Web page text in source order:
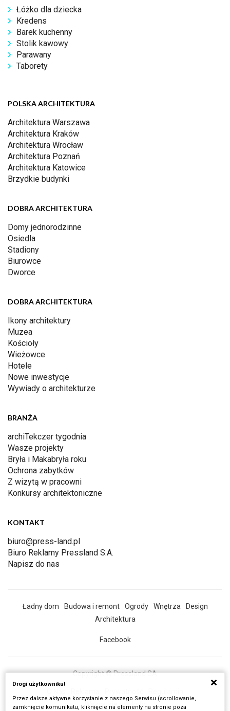
Łóżko dla dziecka
Kredens
Barek kuchenny
Stolik kawowy
Parawany
Taborety
POLSKA ARCHITEKTURA
Architektura Warszawa
Architektura Kraków
Architektura Wrocław
Architektura Poznań
Architektura Katowice
Brzydkie budynki
DOBRA ARCHITEKTURA
Domy jednorodzinne
Osiedla
Stadiony
Biurowce
Dworce
DOBRA ARCHITEKTURA
Ikony architektury
Muzea
Kościoły
Wieżowce
Hotele
Nowe inwestycje
Wywiady o architekturze
BRANŻA
archiTekczer tygodnia
Wasze projekty
Bryła i Makabryła roku
Ochrona zabytków
Z wizytą w pracowni
Konkursy architektoniczne
KONTAKT
biuro@press-land.pl
Biuro Reklamy Pressland S.A.
Napisz do nas
Ładny dom Budowa i remont Ogrody Wnętrza
Design
Architektura
Facebook
Copyright © Pressland SA
Wszystkie artykuły
Drogi użytkowniku!
Przez dalsze aktywne korzystanie z naszego Serwisu (scrollowanie,
zamknięcie komunikatu, kliknięcie na elementy na stronie poza